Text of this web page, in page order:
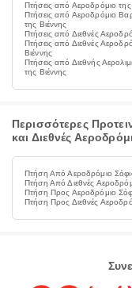
Πτήσεις από Αεροδρόμιο
Πτήσεις από Αεροδρόμιο
της Βιέννης
Πτήσεις από Διεθνές
Πτήσεις από Διεθνές
Βιέννης
Πτήσεις από Διεθνής
της Βιέννης
Περισσότερες
και Διεθνές
Πτήση Από Αεροδρόμιο
Πτήση Από Διεθνές
Πτήση Προς Αεροδρόμιο
Πτήση Προς Διεθνές